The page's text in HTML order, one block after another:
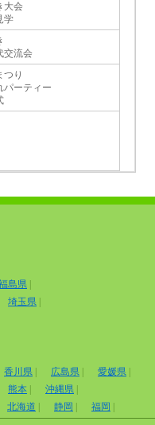
大会
学
交流会
つり
パーティー
島県
埼玉県
香川県 広島県 愛媛県
熊本 沖縄県
北海道 静岡 福岡